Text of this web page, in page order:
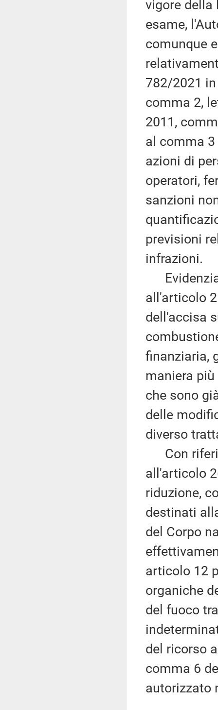
vigore della
esame,
comunque
782/2021
comma 2,
2011,
al comma
azioni di
operatori,
sanzioni
previsioni
infrazioni.
all'articolo
dell'accisa
finanziaria,
maniera
che sono
delle
diverso
Con
all'articolo
riduzione,
destinati
del Corpo
articolo 12
organiche
del fuoco
del ricorso
comma 6
autorizzato